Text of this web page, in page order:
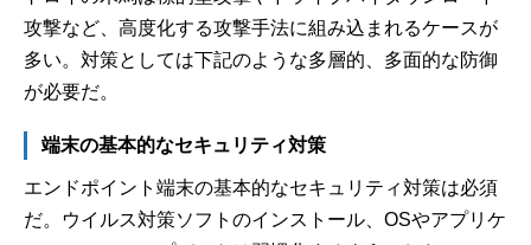
攻撃など、高度化する攻撃手法に組み込まれるケースが
多い。対策としては下記のような多層的、多面的な防御
が必要だ。
端末の基本的なセキュリティ対策
エンドポイント端末の基本的なセキュリティ対策は必須
だ。ウイルス対策ソフトのインストール、OSやアプリケ